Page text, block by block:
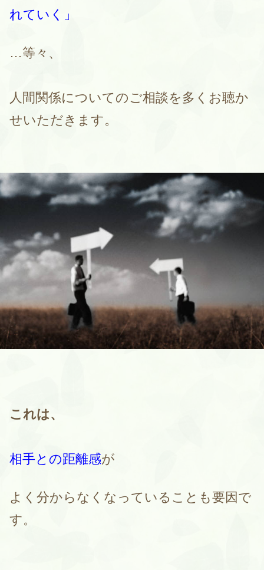
れていく」
…等々、
人間関係についてのご相談を多くお聴か
せいただきます。
これは、
相手との距離感が
よく分からなくなっていることも要因で
す。